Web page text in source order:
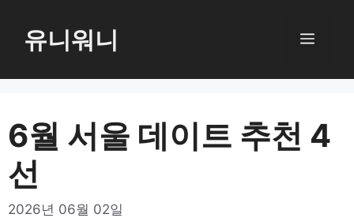
로
뛰
유니워니 메
6월 서울 데이트 추천 4
선
2026년 06월 02일